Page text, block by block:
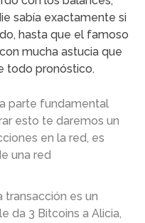
sabía exactamente si
hasta que el famoso
mucha astucia que
todo pronóstico.
parte fundamental
esto te daremos un
en la red, es
una red
transacción es un
da 3 Bitcoins a Alicia,